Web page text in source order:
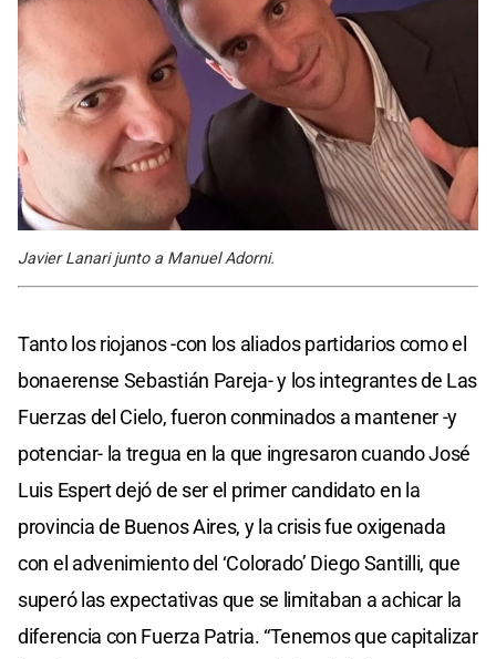
Javier Lanari junto a Manuel Adorni.
Tanto los riojanos -con los aliados partidarios como el
bonaerense Sebastián Pareja- y los integrantes de Las
Fuerzas del Cielo, fueron conminados a mantener -y
potenciar- la tregua en la que ingresaron cuando José
Luis Espert dejó de ser el primer candidato en la
provincia de Buenos Aires, y la crisis fue oxigenada
con el advenimiento del ‘Colorado’ Diego Santilli, que
superó las expectativas que se limitaban a achicar la
diferencia con Fuerza Patria. “Tenemos que capitalizar